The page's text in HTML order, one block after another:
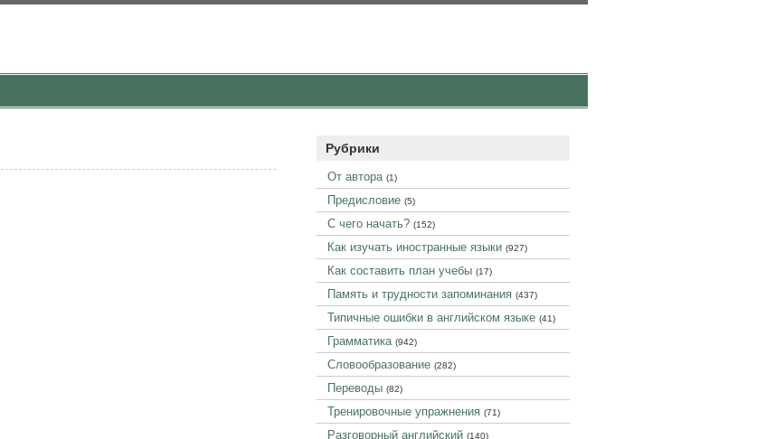
Рубрики
От автора (1)
Предисловие (5)
С чего начать? (152)
Как изучать иностранные языки (927)
Как составить план учебы (17)
Память и трудности запоминания (437)
Типичные ошибки в английском языке (41)
Грамматика (942)
Словообразование (282)
Переводы (82)
Тренировочные упражнения (71)
Разговорный английский (140)